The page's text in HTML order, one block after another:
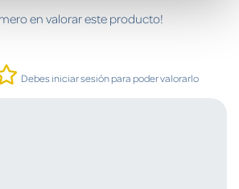
en valorar este producto!
Debes iniciar sesión para poder valorarlo